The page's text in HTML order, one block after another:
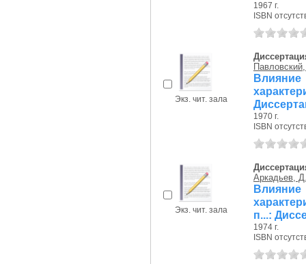
1967 г.
ISBN
Экз. чит. зала
Влияние
1970 г.
ISBN
Экз. чит. зала
Аркадьев,
Влияние
п...:
1974 г.
ISBN